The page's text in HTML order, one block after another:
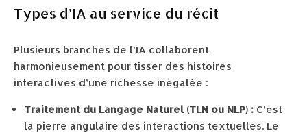
Types d’IA au service du récit
Plusieurs branches de l’IA collaborent
harmonieusement pour tisser des histoires
interactives d’une richesse inégalée :
Traitement du Langage Naturel (TLN ou NLP) : C’est
la pierre angulaire des interactions textuelles. Le